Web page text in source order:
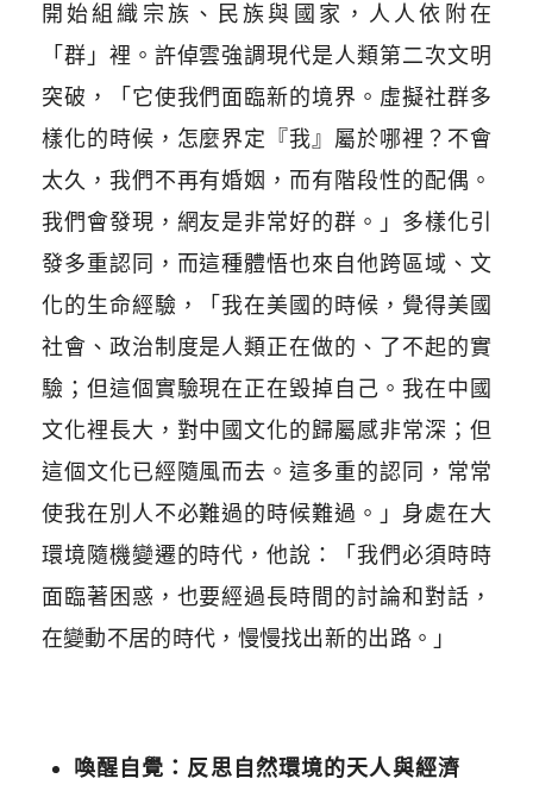
開始組織宗族、民族與國家，人人依附在
「群」裡。許倬雲強調現代是人類第二次文明
突破，「它使我們面臨新的境界。虛擬社群多
樣化的時候，怎麼界定『我』屬於哪裡？不會
太久，我們不再有婚姻，而有階段性的配偶。
我們會發現，網友是非常好的群。」多樣化引
發多重認同，而這種體悟也來自他跨區域、文
化的生命經驗，「我在美國的時候，覺得美國
社會、政治制度是人類正在做的、了不起的實
驗；但這個實驗現在正在毀掉自己。我在中國
文化裡長大，對中國文化的歸屬感非常深；但
這個文化已經隨風而去。這多重的認同，常常
使我在別人不必難過的時候難過。」身處在大
環境隨機變遷的時代，他說：「我們必須時時
面臨著困惑，也要經過長時間的討論和對話，
在變動不居的時代，慢慢找出新的出路。」
喚醒自覺：反思自然環境的天人與經濟